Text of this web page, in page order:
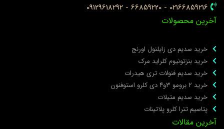
02166859216 - 66859220 - 09129618292
محصولات
خرید سدیم دی زایلنول اورنج
خرید بنزتونیوم کلراید مرک
خرید سدیم فنولات تری هیدرات
خرید ۲ برومو ۳و۴ دی‌ کلرو استوفنون
خرید سدیم متیلات
پتاسیم تترا کلرو پلاتینات
مقالات